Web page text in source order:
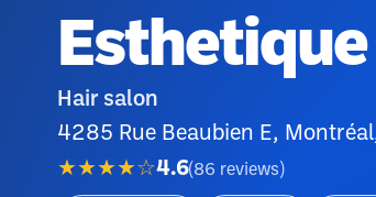
Esthetique
Hair salon
4285 Rue Beaubien E,
★★★★☆4.6(86 reviews )